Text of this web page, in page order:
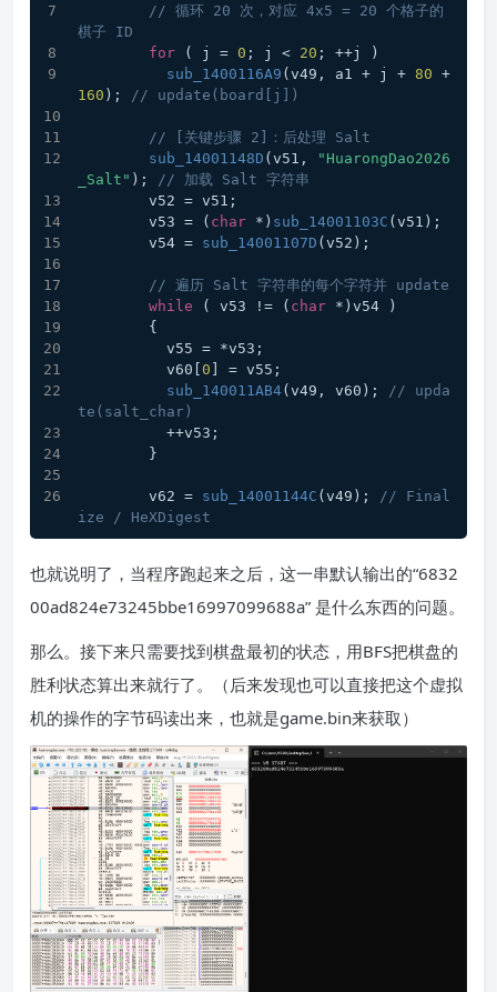
// 循环 20 次，对应 4x5 = 20 个格子的
棋子 ID
for ( j = 0 ; j < 20 ; ++j )
sub_1400116A9 (v49, a1 + j + 80
160 ); // update(board[j])
// [关键步骤 2]：后处理 Salt
sub_14001148D (v51,
"HuarongDao2026
_Salt" ); // 加载 Salt 字符串
        v52 = v51;
        v53 = (
char *) sub_14001103C (v51);
        v54 =
sub_14001107D (v52);
// 遍历 Salt 字符串的每个字符并 update
while ( v53 != ( char *)v54 )
        {
          v55 = *v53;
          v60[
0 ] = v55;
sub_140011AB4(v49, v60); // upda
te(salt_char)
          ++v53;
        }
        v62 =
sub_14001144C (v49); // Final
ize / HeXDigest
也就说明了，当程序跑起来之后，这一串默认输出的“6832
00ad824e73245bbe16997099688a” 是什么东西的问题。
那么。接下来只需要找到棋盘最初的状态，用BFS把棋盘的
胜利状态算出来就行了。（后来发现也可以直接把这个虚拟
机的操作的字节码读出来，也就是game.bin来获取）